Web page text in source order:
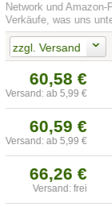
Network und
Verkäufe, was uns
zzgl. Versand
60,58 €
Versand: ab 5,99 €
60,59 €
Versand: ab 5,99 €
66,26 €
Versand: frei